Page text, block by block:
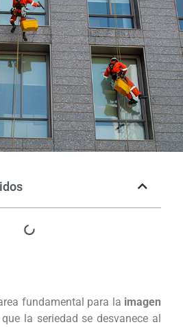
fundamental para la imagen
la seriedad se desvanece al